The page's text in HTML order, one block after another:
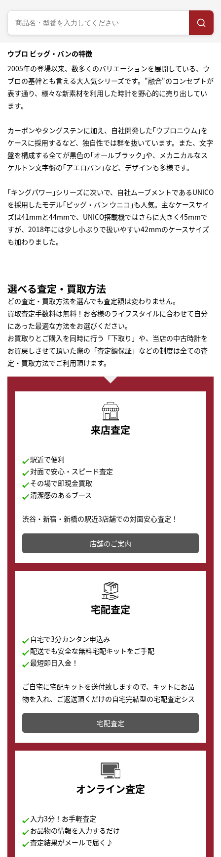
ウブロ ビッグ・バンの特徴
2005年の登場以来、数多くのバリエーションを展開している、ウ
ブロの基幹とも言える大人気シリーズです。"融合"のコンセプトが
表す通り、様々な新素材を利用した時計を野心的に売り出してい
ます。
カーボンやタングステンに加え、自社開発した｢ウブロニウム｣を
ケースに採用するなど、独自性では群を抜いています。また、文字
盤を構成する全てが黒色の｢オールブラック｣や、メカニカルなス
ケルトン文字盤の｢アエロバン｣など、デザインも多様です。
｢キングパワー｣シリーズに次いで、自社ムーブメントであるUNICO
を採用したモデル｢ビッグ・バン ウニコ｣も人気。主なケースサイ
ズは41mmと44mmで、UNICO搭載機ではさらに大きく45mmで
すが、2018年には少し小ぶりで扱いやすい42mmのケースサイズ
も加わりました。
選べる査定・買取方法
どの査定・買取方法を選んでも査定額は変わりません。
買取査定手数料は無料！お客様のライフスタイルに合わせて自分
にあった最適な方法をお選びください。
お買取りとご購入を同時に行う「下取り」や、当店の中古時計を
お買戻しさせて頂いた際の「査定額保証」などの制度は全ての査
定・買取方法でご利用頂けます。
来店査定
駅近で便利
対面で安心・スピード査定
その場で即現金買取
清潔感のあるブース
渋谷・新宿・新橋の駅近3店舗での対面安心査定！
その場で現金買取致します。渋谷本店では、時計販売の
店舗を併設しており、下取りに出してお得に新しい時計
の購入もできます♪
店舗のご案内
宅配査定
自宅で3分カンタン申込み
配送でも安全な無料宅配キットをご手配
最短即日入金！
ご自宅に宅配キットを送付致しますので、キットにお品
物を入れ、ご返送頂くだけの自宅完結型の宅配査定シス
テムです。
配送でも簡単&安全に査定・買取に出すことが可能で
す。
宅配査定
オンライン査定
入力3分！お手軽査定
お品物の情報を入力するだけ
査定結果がメールで届く♪